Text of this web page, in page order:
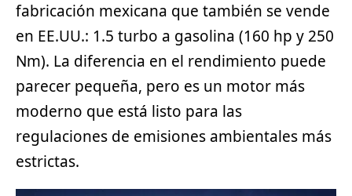
fabricación mexicana que también se vende
en EE.UU.: 1.5 turbo a gasolina (160 hp y 250
Nm). La diferencia en el rendimiento puede
parecer pequeña, pero es un motor más
moderno que está listo para las
regulaciones de emisiones ambientales más
estrictas.